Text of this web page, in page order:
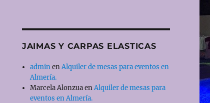
JAIMAS Y CARPAS ELASTICAS
adminenAlquiler de mesas para eventos en
Almería.
Marcela AlonzuaenAlquiler de mesas para
eventos en Almería.